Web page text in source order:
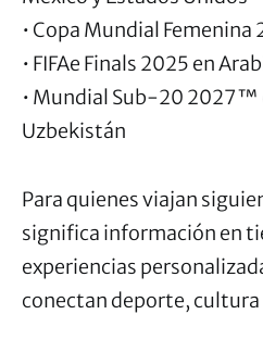
• Copa Mundial
• FIFAe Finals 2025 en
• Mundial Sub-20 2027™
Uzbekistán
Para quienes viajan
significa información en
experiencias
conectan deporte,